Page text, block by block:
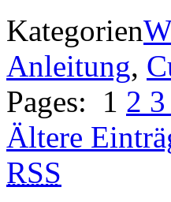
Kategorien
Anleitung,
Pages:
1 2 3
Ältere
RSS